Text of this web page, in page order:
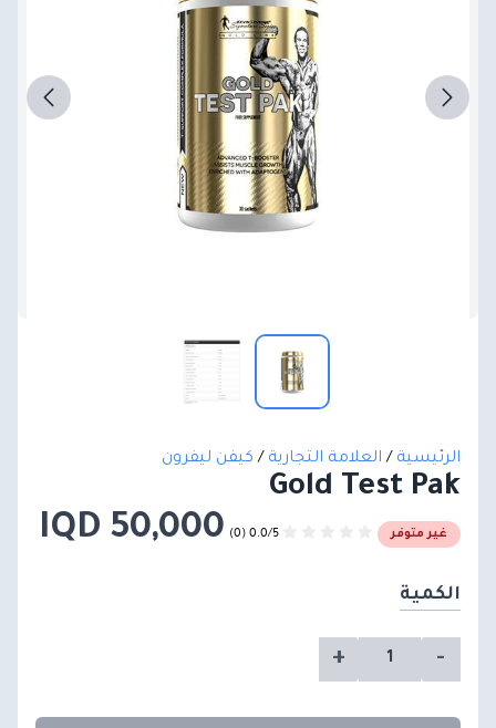
الرئيسية/العلامة التجارية/كيفن ليفرون
Gold Test Pak
غير متوفر 50,000 IQD
الكمية
-
+